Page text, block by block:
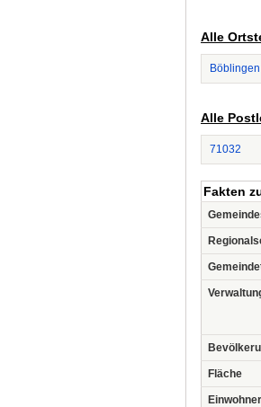
Alle
Böblingen
Alle
71032
Fakten
Fläche
Einwohner